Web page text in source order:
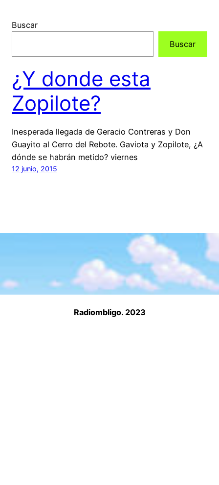
Buscar
Buscar
¿Y donde esta
Zopilote?
Inesperada llegada de Geracio Contreras y Don
Guayito al Cerro del Rebote. Gaviota y Zopilote, ¿A
dónde se habrán metido? viernes
12 junio, 2015
Radiombligo. 2023